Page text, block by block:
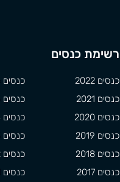
רשימת כנסים
כנסים 2022
כנסים 2021
כנסים 2020
כנסים 2019
כנסים 2018
כנסים 2017
כנסים 2016
כנסים 2015
כנסים 2014
כנסים 2013
כנסים 2012
כנסים 2011